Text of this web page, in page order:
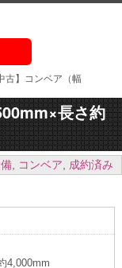
古】コンベア（幅
長さ約
, コンベア, 成約済み
4,000mm